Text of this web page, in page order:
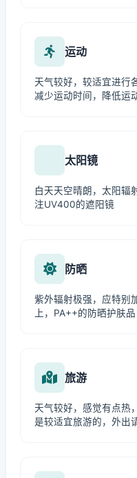
运动
天气较好，较适宜进行
减少运动时间，降低运
太阳镜
白天天空晴朗，太阳辐
注UV400的遮阳镜
防晒
紫外辐射极强，应特别
上，PA++的防晒护肤
旅游
天气较好，感觉有点热
是较适宜旅游的，外出